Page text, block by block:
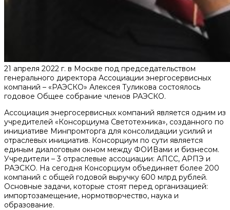
21 апреля 2022 г. в Москве под председательством
генерального директора Ассоциации энергосервисных
компаний – «РАЭСКО» Алексея Туликова состоялось
годовое Общее собрание членов РАЭСКО.
Ассоциация энергосервисных компаний является одним из
учредителей «Консорциума Светотехника», созданного по
инициативе Минпромторга для консолидации усилий и
отраслевых инициатив. Консорциум по сути является
единым диалоговым окном между ФОИВами и бизнесом.
Учредители – 3 отраслевые ассоциации: АПСС, АРПЭ и
РАЭСКО. На сегодня Консорциум объединяет более 200
компаний с общей годовой выручку 600 млрд рублей.
Основные задачи, которые стоят перед организацией:
импортозамещение, нормотворчество, наука и
образование.